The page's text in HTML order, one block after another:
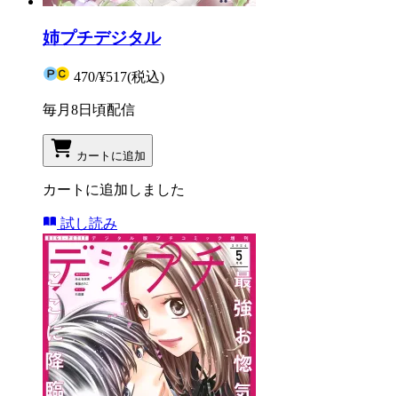
姉プチデジタル
470/¥517(税込)
毎月8日頃配信
カートに追加
カートに追加しました
試し読み